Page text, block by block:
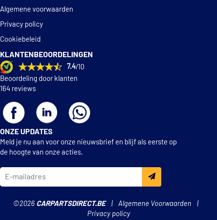
Algemene voorwaarden
Privacy policy
Cookiebeleid
KLANTENBEOORDELINGEN
7.4/10
Beoordeling door klanten
164 reviews
ONZE UPDATES
Meld je nu aan voor onze nieuwsbrief en blijf als eerste op
de hoogte van onze acties.
©2026 CARPARTSDIRECT.BE
Algemene Voorwaarden
Privacy policy